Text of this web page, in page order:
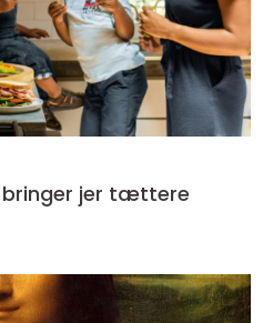
bringer jer tættere